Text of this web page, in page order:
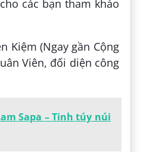
các bạn tham khảo
Kiệm (Ngay gần Cộng
Viên, đối diện công
Sapa – Tinh túy núi